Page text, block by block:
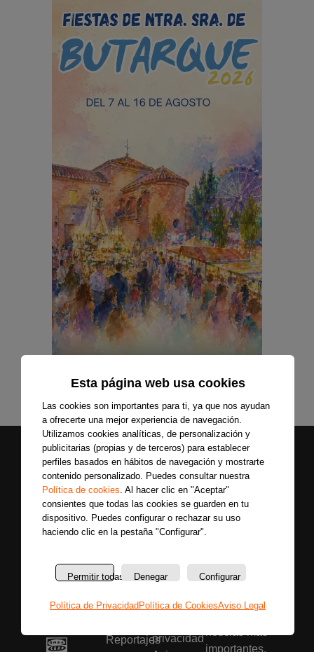
Esta página web usa cookies
Las cookies son importantes para ti, ya que nos ayudan
a ofrecerte una mejor experiencia de navegación.
Utilizamos cookies analíticas, de personalización y
publicitarias (propias y de terceros) para establecer
perfiles basados en hábitos de navegación y mostrarte
contenido personalizado. Puedes consultar nuestra
Política de cookies. Al hacer clic en "Aceptar"
consientes que todas las cookies se guarden en tu
dispositivo. Puedes configurar o rechazar su uso
haciendo clic en la pestaña "Configurar".
Permitir todas Denegar Configurar
Política de Privacidad Política de CookiesAviso Legal
Secciones
noticias
Entrevistas
Reportajes
Sobre
Política
privacidad
Únete a nuestras
redes sociales y
importantes.